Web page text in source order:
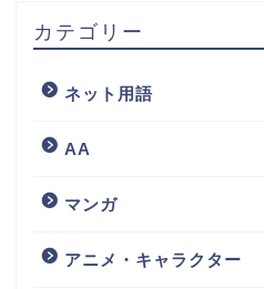
カテゴリー
ネット用語
AA
マンガ
アニメ・キャラクター